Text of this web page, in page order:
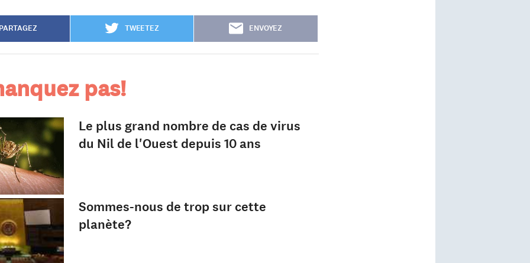
TWEETEZ ENVOYEZ
pas!
Le plus grand nombre de cas de virus
du Nil de l'Ouest depuis 10 ans
Sommes-nous de trop sur cette
planète?